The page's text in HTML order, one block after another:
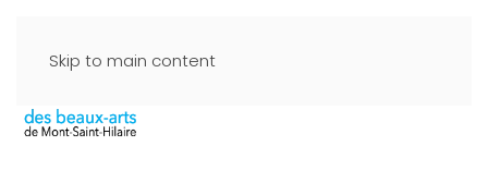
Skip to main content